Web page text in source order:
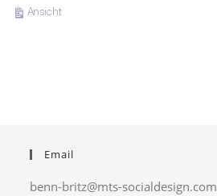
Ansichtausdrucken
Email
benn-britz@mts-socialdesign.com